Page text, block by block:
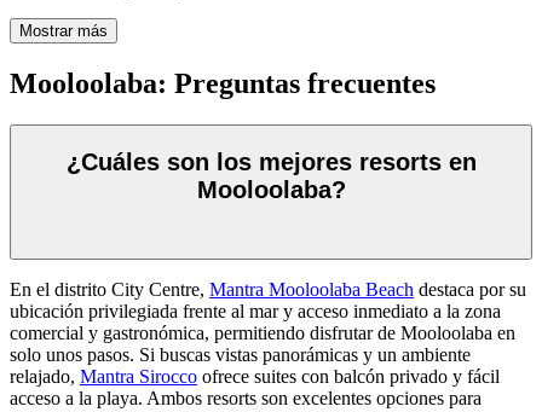
Mostrar más
Mooloolaba: Preguntas frecuentes
¿Cuáles son los mejores resorts en
Mooloolaba?
En el distrito City Centre, Mantra Mooloolaba Beach destaca por su
ubicación privilegiada frente al mar y acceso inmediato a la zona
comercial y gastronómica, permitiendo disfrutar de Mooloolaba en
solo unos pasos. Si buscas vistas panorámicas y un ambiente
relajado, Mantra Sirocco ofrece suites con balcón privado y fácil
acceso a la playa. Ambos resorts son excelentes opciones para